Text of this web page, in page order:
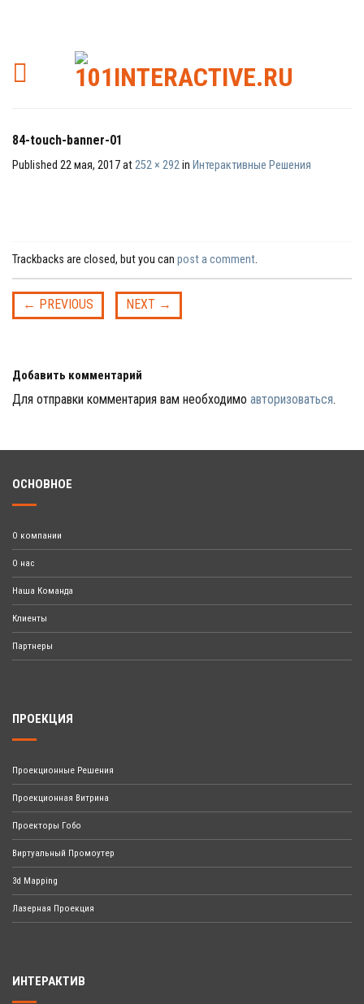
84-touch-banner-01
Published 22 мая, 2017at252 × 292in Интерактивные Решения
Trackbacks are closed, but you can post a comment.
← PREVIOUS NEXT →
Добавить комментарий
Для отправки комментария вам необходимо авторизоваться.
ОСНОВНОЕ
О компании
О нас
Наша Команда
Клиенты
Партнеры
ПРОЕКЦИЯ
Проекционные Решения
Проекционная Витрина
Проекторы Гобо
Виртуальный Промоутер
3d Mapping
Лазерная Проекция
ИНТЕРАКТИВ